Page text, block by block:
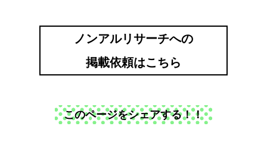
ノンアルリサーチへの
掲載依頼はこちら
このページをシェアする！！